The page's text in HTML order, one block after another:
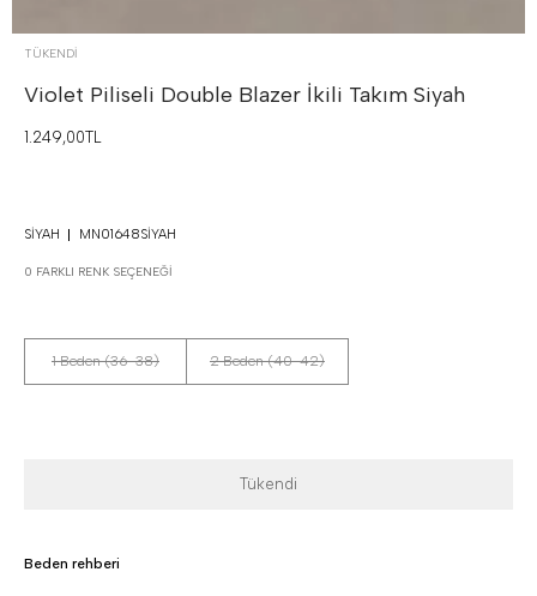
TÜKENDI
Violet Piliseli Double Blazer İkili Takım Siyah
1.249,00TL
SIYAH MN01648SIYAH
0 FARKLI RENK SEÇENEĞI
1 Beden (36-38) 2 Beden (40-42)
Tükendi
Beden rehberi